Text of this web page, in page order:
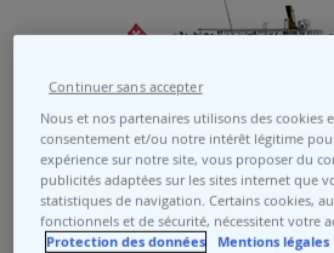
Montreux
Mise en service:
Longueur: 68.3 m
Puissance: 885 cv /
Capacité: 600 pers.
Nous et nos partenaires utilisons des cookies
consentement et/ou notre intérêt légitime
expérience sur notre site, vous proposer du
publicités adaptées sur les sites internet que
statistiques de navigation. Certains cookies,
fonctionnels et de sécurité, nécessitent votre
Protection des données Mentions légales
Continuer sans accepter